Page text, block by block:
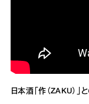
日本酒「作（ZAKU）」